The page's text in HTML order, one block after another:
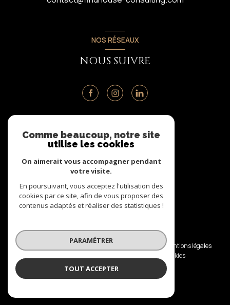
NOS RÉSEAUX
NOUS SUIVRE
ADHÉRENTS
NOUS ADHÉRONS
© 2026 | Tous droits réservés
Nos honoraires
Nos partenaires
Mentions légales
Cookies
Comme beaucoup, notre site
utilise les cookies
On aimerait vous accompagner pendant
votre visite.
En poursuivant, vous acceptez l'utilisation des
cookies par ce site, afin de vous proposer des
contenus adaptés et réaliser des statistiques !
PARAMÉTRER
TOUT ACCEPTER